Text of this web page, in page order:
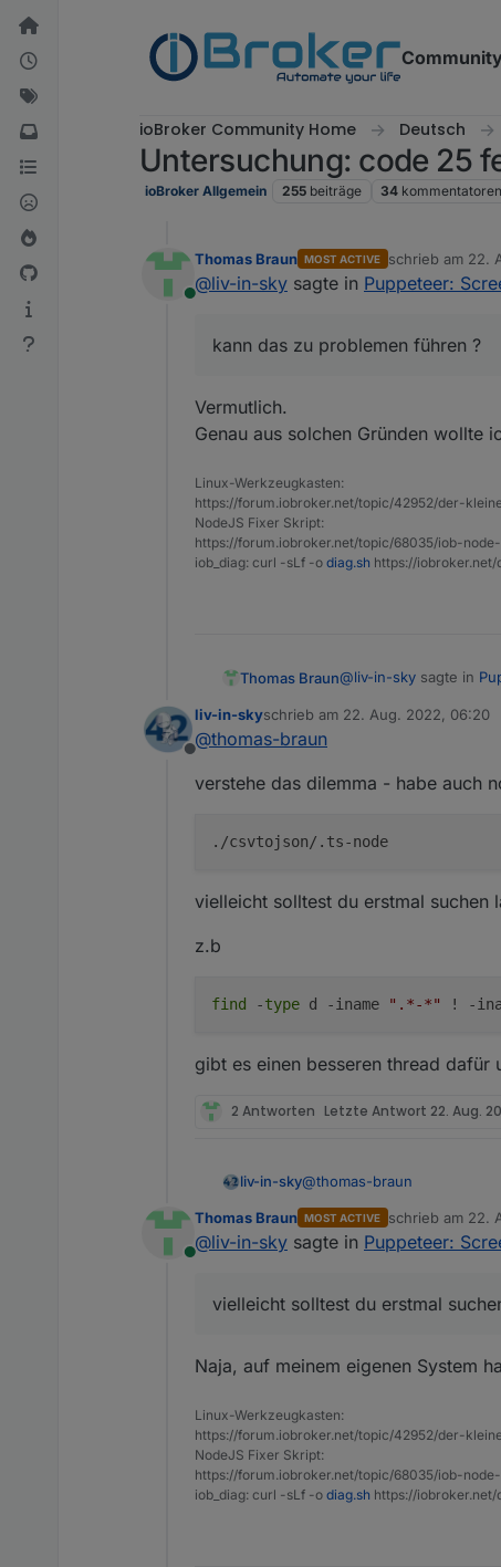
Weiter zum Inhalt
ioBroker Community Home Deutsch
Untersuchung: code 25
ioBroker Allgemein 255 beiträge 34 kommentatoren
Online
Thomas Braun MOST ACTIVE schrieb am 22.
zuletzt editiert
@liv-in-sky sagte in Puppeteer:
kann das zu problemen führen ?
Vermutlich.
Genau aus solchen Gründen wollte
Linux-Werkzeugkasten:
https://forum.iobroker.net/topic/42952/der-
NodeJS Fixer Skript:
https://forum.iobroker.net/topic/68035/iob-
iob_diag: curl -sLf -o diag.sh https://iobroker.net/
Thomas Braun@liv-in-sky sagte in
Vermutlich.
Offline
liv-in-skyschrieb am 22. Aug. 2022, 06:20
zuletzt editiert von
@thomas-braun
verstehe das dilemma - habe auch
./csvtojson/.ts-node
vielleicht solltest du erstmal suchen
z.b
find -type d -iname ".*-*" ! -
gibt es einen besseren thread
2 Antworten Letzte Antwort 22. Aug.
liv-in-sky@thomas-braun
verstehe das dilemma -
vielleicht solltest du erstmal
gibt es einen besseren
Online
Thomas Braun MOST ACTIVE schrieb am 22.
zuletzt editiert
@liv-in-sky sagte in Puppeteer:
vielleicht solltest du erstmal
Naja, auf meinem eigenen System
Linux-Werkzeugkasten:
https://forum.iobroker.net/topic/42952/der-
NodeJS Fixer Skript:
https://forum.iobroker.net/topic/68035/iob-
iob_diag: curl -sLf -o diag.sh https://iobroker.net/